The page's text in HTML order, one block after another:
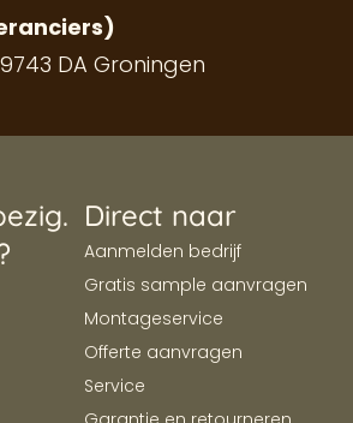
DA Groningen
Direct naar
Aanmelden bedrijf
Gratis sample aanvragen
Montageservice
Offerte aanvragen
Service